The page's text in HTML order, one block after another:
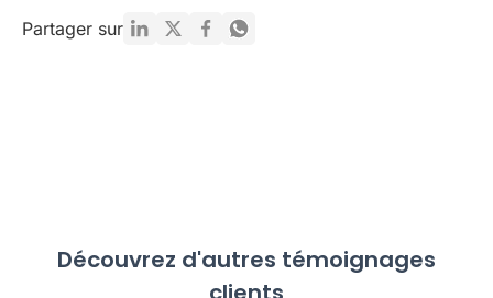
Partager sur
Découvrez d'autres témoignages